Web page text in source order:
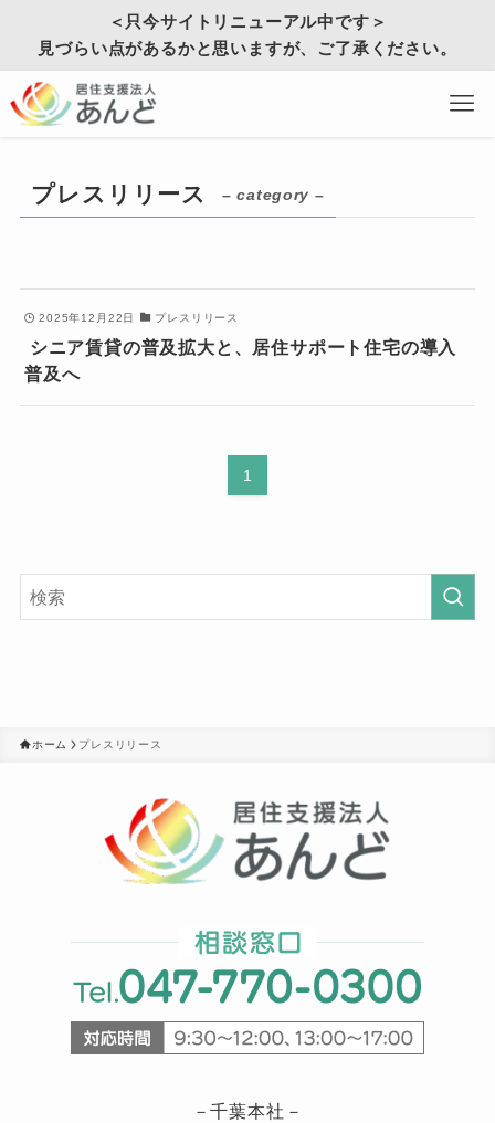
＜只今サイトリニューアル中です＞
見づらい点があるかと思いますが、ご了承ください。
プレスリリース – category –
2025年12月22日 プレスリリース
シニア賃貸の普及拡大と、居住サポート住宅の導入
普及へ
1
ホーム プレスリリース
－千葉本社－